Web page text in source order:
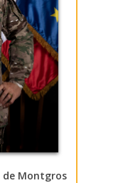
de Montgros